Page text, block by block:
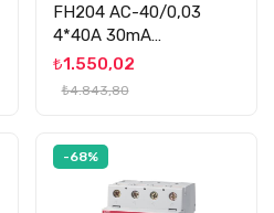
FH204 AC-40/0,03
4*40A 30mA
KÇK.AK.ROLE ABB
₺1.550,02
₺4.843,80
-68%